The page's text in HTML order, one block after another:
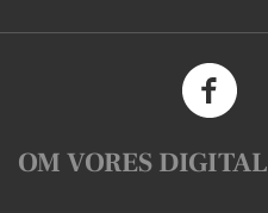
OM VORES DIGITAL